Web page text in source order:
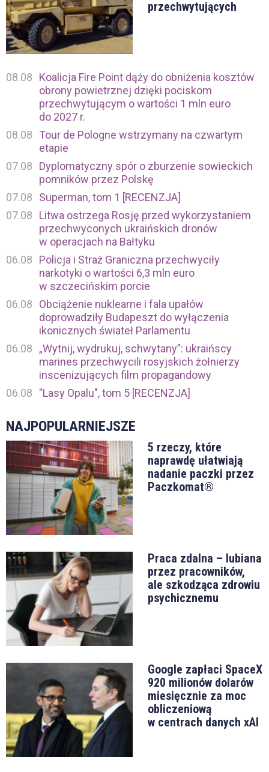
przechwytujących
08.08
Koalicja Fire Point dąży do obniżenia kosztów
obrony powietrznej dzięki pociskom
przechwytującym o wartości 1 mln euro
do 2027 r.
08.08
Tour de Pologne wstrzymany na czwartym
etapie
07.08
Dyplomatyczny spór o zburzenie sowieckich
pomników przez Polskę
07.08
Superman, tom 1 [RECENZJA]
07.08
Litwa ostrzega Rosję przed wykorzystaniem
przechwyconych ukraińskich dronów
w operacjach na Bałtyku
06.08
Policja i Straż Graniczna przechwyciły
narkotyki o wartości 6,3 mln euro
w szczecińskim porcie
06.08
Obciążenie nuklearne i fala upałów
doprowadziły Budapeszt do wyłączenia
ikonicznych świateł Parlamentu
06.08
„Wytnij, wydrukuj, schwytany”: ukraińscy
marines przechwycili rosyjskich żołnierzy
inscenizujących film propagandowy
06.08
"Lasy Opalu", tom 5 [RECENZJA]
NAJPOPULARNIEJSZE
5 rzeczy, które
naprawdę ułatwiają
nadanie paczki przez
Paczkomat®
Praca zdalna – lubiana
przez pracowników,
ale szkodząca zdrowiu
psychicznemu
Google zapłaci SpaceX
920 milionów dolarów
miesięcznie za moc
obliczeniową
w centrach danych xAI